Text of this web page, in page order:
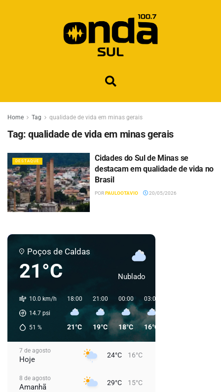
Home Tag qualidade de vida em minas gerais
Tag: qualidade de vida em minas gerais
DESTAQUE
Cidades do Sul de Minas se
destacam em qualidade de vida no
Brasil
PORPAULOOTAVIO 20/05/2026
Poços de Caldas
21°C Nublado
10.0 km/h
14.7 psi
51 %
18:00
21°C
21:00
19°C
00:00
18°C
03:00
16°C
7 de agosto
Hoje 24°C 16°C
8 de agosto
Amanhã 29°C 15°C